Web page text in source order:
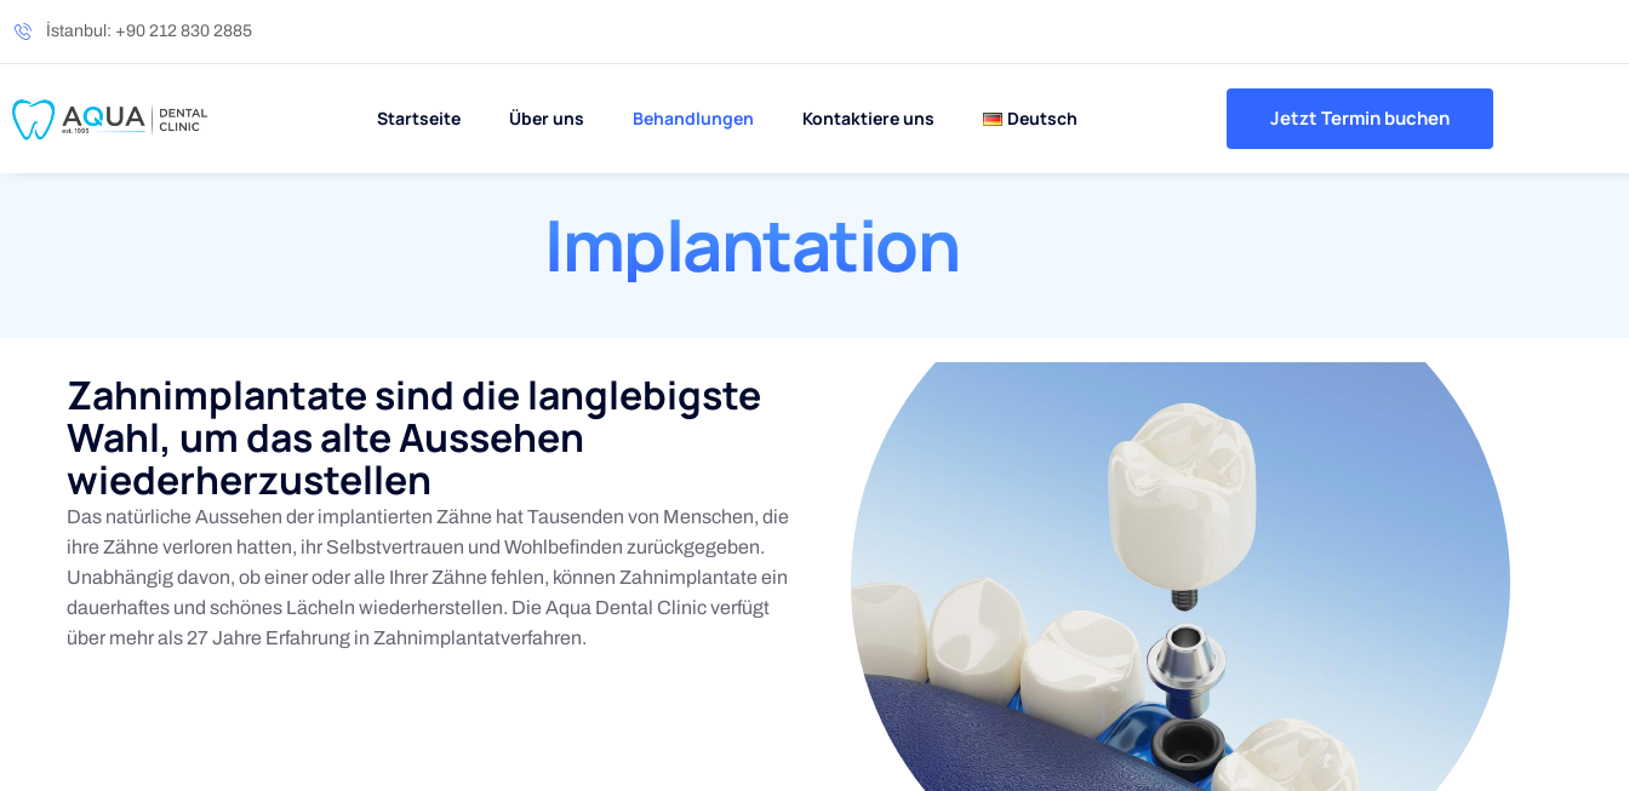
İstanbul: +90 212 830 2885
Startseite Über uns Behandlungen Kontaktiere uns Deutsch Jetzt Termin buchen
Implantation
Zahnimplantate sind die langlebigste
Wahl, um das alte Aussehen
wiederherzustellen
Das natürliche Aussehen der implantierten Zähne hat Tausenden von Menschen, die
ihre Zähne verloren hatten, ihr Selbstvertrauen und Wohlbefinden zurückgegeben.
Unabhängig davon, ob einer oder alle Ihrer Zähne fehlen, können Zahnimplantate ein
dauerhaftes und schönes Lächeln wiederherstellen. Die Aqua Dental Clinic verfügt
über mehr als 27 Jahre Erfahrung in Zahnimplantatverfahren.